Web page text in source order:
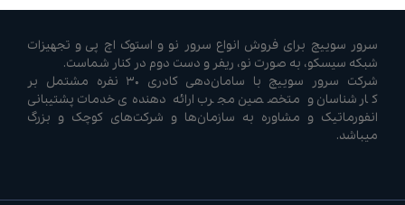
سرور سوییچ برای فروش انواع سرور نو و استوک اچ پی و تجهیزات
شبکه سیسکو، به صورت نو، ریفر و دست دوم در کنار شماست.
شرکت سرور سوییچ با سامان‌دهی کادری ۳۰ نفره مشتمل بر
کارشناسان و متخصصین مجرب ارائه دهنده‌ی خدمات پشتیبانی
انفورماتیک و مشاوره به سازمان‌ها و شرکت‌های کوچک و بزرگ
میباشد.